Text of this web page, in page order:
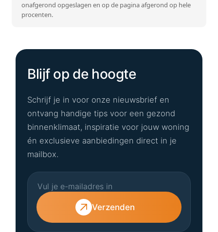
onafgerond opgeslagen en op de pagina afgerond op hele
procenten.
Blijf op de hoogte
Schrijf je in voor onze nieuwsbrief en
ontvang handige tips voor een gezond
binnenklimaat, inspiratie voor jouw woning
én exclusieve aanbiedingen direct in je
mailbox.
Verzenden